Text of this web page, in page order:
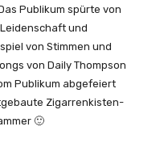
Publikum spürte von
und
von Stimmen und
von Daily Thompson
Publikum abgefeiert
Zigarrenkisten-
🙂